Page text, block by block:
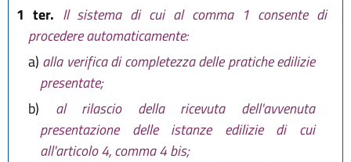
1 ter. Il sistema di cui al comma 1 consente di
procedere automaticamente:
a) alla verifica di completezza delle pratiche edilizie
presentate;
b)
al rilascio della ricevuta dell'avvenuta
presentazione delle istanze edilizie di cui
all'articolo 4, comma 4 bis;